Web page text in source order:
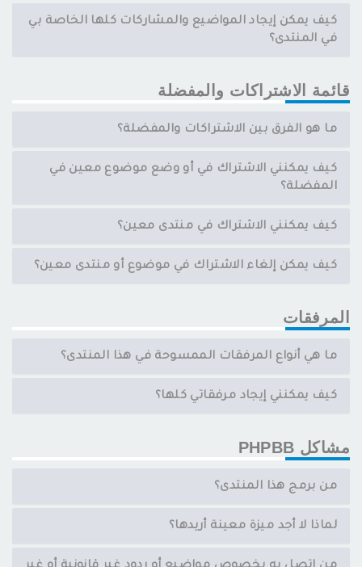
كيف يمكن إيجاد المواضيع والمشاركات كلها الخاصة بي
في المنتدى؟
قائمة الاشتراكات والمفضلة
ما هو الفرق بين الاشتراكات والمفضلة؟
كيف يمكنني الاشتراك في أو وضع موضوع معين في
المفضلة؟
كيف يمكنني الاشتراك في منتدى معين؟
كيف يمكن إلغاء الاشتراك في موضوع أو منتدى معين؟
المرفقات
ما هي أنواع المرفقات الممسوحة في هذا المنتدى؟
كيف يمكنني إيجاد مرفقاتي كلها؟
مشاكل PHPBB
من برمج هذا المنتدى؟
لماذا لا أجد ميزة معينة أريدها؟